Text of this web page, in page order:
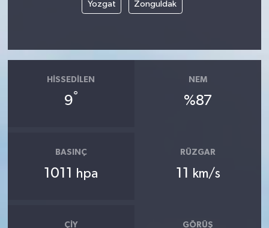
Yozgat Zonguldak
HISSEDILEN
9°
NEM
%87
BASINÇ
1011 hpa
RÜZGAR
11 km/s
ÇIY GÖRÜŞ